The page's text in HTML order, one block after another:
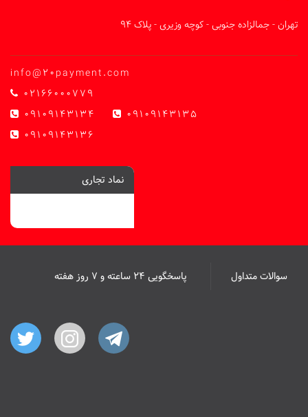
تهران - جمالزاده جنوبی - کوچه وزیری - پلاک 94
info@20payment.com
02166000779
09109143134
09109143135
09109143136
نماد تجاری
سوالات متداول پاسخگویی ۲۴ ساعته و ۷ روز هفته